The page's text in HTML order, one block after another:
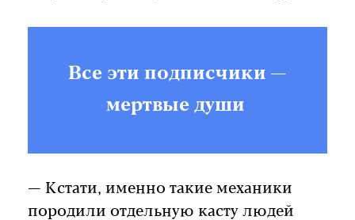
Все эти подписчики —
мертвые души
— Кстати, именно такие механики
породили отдельную касту людей